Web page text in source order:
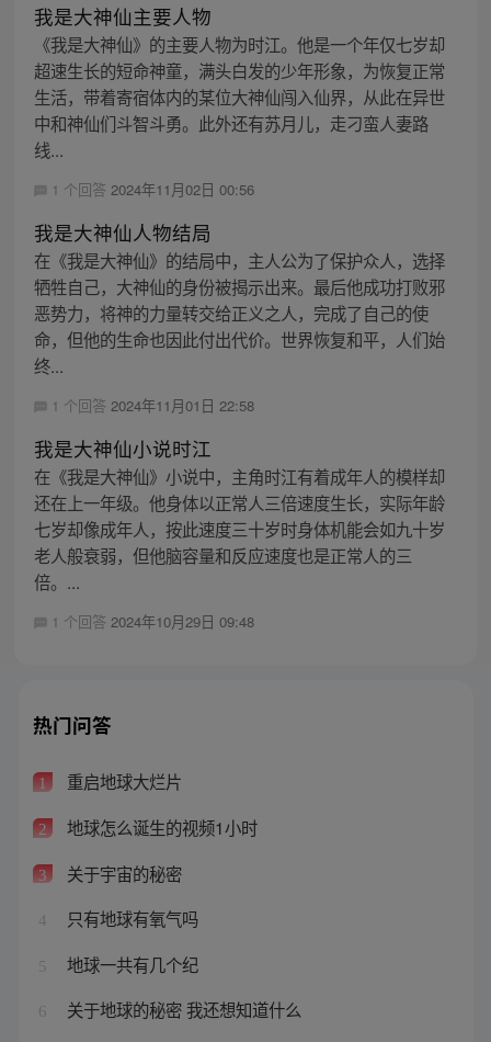
我是大神仙主要人物
《我是大神仙》的主要人物为时江。他是一个年仅七岁却
超速生长的短命神童，满头白发的少年形象，为恢复正常
生活，带着寄宿体内的某位大神仙闯入仙界，从此在异世
中和神仙们斗智斗勇。此外还有苏月儿，走刁蛮人妻路
线...
1 个回答 2024年11月02日 00:56
我是大神仙人物结局
在《我是大神仙》的结局中，主人公为了保护众人，选择
牺牲自己，大神仙的身份被揭示出来。最后他成功打败邪
恶势力，将神的力量转交给正义之人，完成了自己的使
命，但他的生命也因此付出代价。世界恢复和平，人们始
终...
1 个回答 2024年11月01日 22:58
我是大神仙小说时江
在《我是大神仙》小说中，主角时江有着成年人的模样却
还在上一年级。他身体以正常人三倍速度生长，实际年龄
七岁却像成年人，按此速度三十岁时身体机能会如九十岁
老人般衰弱，但他脑容量和反应速度也是正常人的三
倍。...
1 个回答 2024年10月29日 09:48
热门问答
1 重启地球大烂片
2 地球怎么诞生的视频1小时
3 关于宇宙的秘密
4 只有地球有氧气吗
5 地球一共有几个纪
6 关于地球的秘密 我还想知道什么